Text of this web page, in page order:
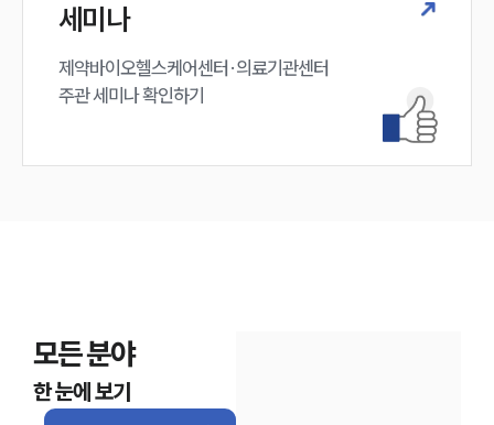
세미나
제약바이오헬스케어센터·의료기관센터
주관 세미나 확인하기
모든 분야
한 눈에 보기